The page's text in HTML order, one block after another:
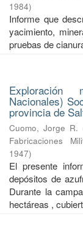
1984)
Informe que
yacimiento,
pruebas de
Exploración
Nacionales)
provincia de
Cuomo, Jorge R.
Fabricaciones
1947)
El presente
depósitos de
Durante la
hectáreas ,